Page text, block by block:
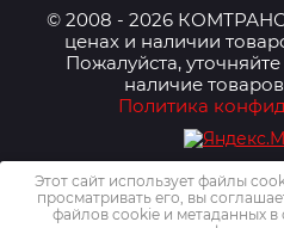
© 2008 - 2026
ценах и наличии
Пожалуйста,
наличие
Политика
Этот сайт использует файлы
просматривать его, вы
файлов cookie и метаданных в